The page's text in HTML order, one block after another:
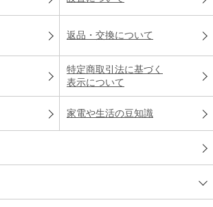
返品・交換について
特定商取引法に基づく
表示について
家電や生活の豆知識